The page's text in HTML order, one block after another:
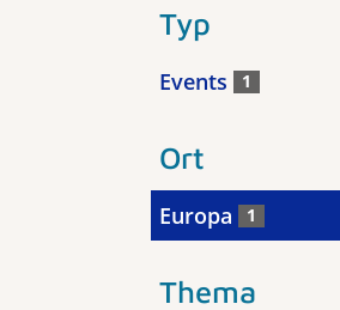
Typ
Events 1
Ort
Europa 1
Thema